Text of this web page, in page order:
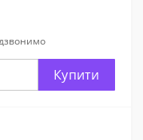
Купити